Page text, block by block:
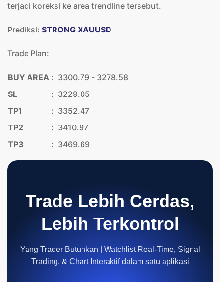
terjadi koreksi ke area trendline tersebut.
Prediksi: STRONG XAUUSD
Trade Plan:
BUY AREA : 3300.79 - 3278.58
SL
: 3229.05
TP1
: 3352.47
TP2
: 3410.97
TP3
: 3469.69
Trade Lebih Cerdas,
Lebih Terkontrol
Yang Trader Butuhkan | Watchlist Real-Time, Signal
Trading, & Chart Interaktif dalam satu aplikasi